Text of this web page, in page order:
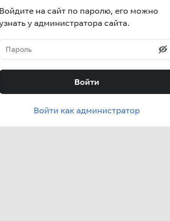
Войдите на сайт по паролю, его можно
у администратора сайта.
Войти
Войти как администратор